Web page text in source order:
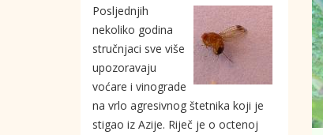
Posljednjih
nekoliko godina
stručnjaci sve više
upozoravaju
voćare i vinograde
na vrlo agresivnog štetnika koji je
stigao iz Azije. Riječ je o octenoj